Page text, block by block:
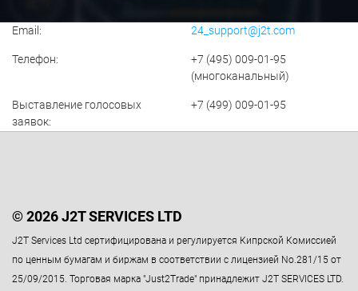
Email: 24_support@j2t.com
Телефон:
+7 (495) 009-01-95
(многоканальный)
Выставление голосовых
заявок:
+7 (499) 009-01-95
© 2026 J2T SERVICES LTD
J2T Services Ltd сертифицирована и регулируется Кипрской Комиссией
по ценным бумагам и биржам в соответствии с лицензией No.281/15 от
25/09/2015. Торговая марка "Just2Trade" принадлежит J2T SERVICES LTD.